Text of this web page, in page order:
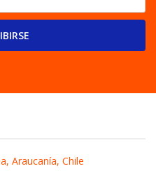
Araucanía, Chile